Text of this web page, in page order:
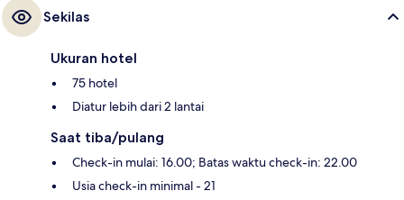
Sekilas
Ukuran hotel
75 hotel
Diatur lebih dari 2 lantai
Saat tiba/pulang
Check-in mulai: 16.00; Batas waktu check-in: 22.00
Usia check-in minimal - 21